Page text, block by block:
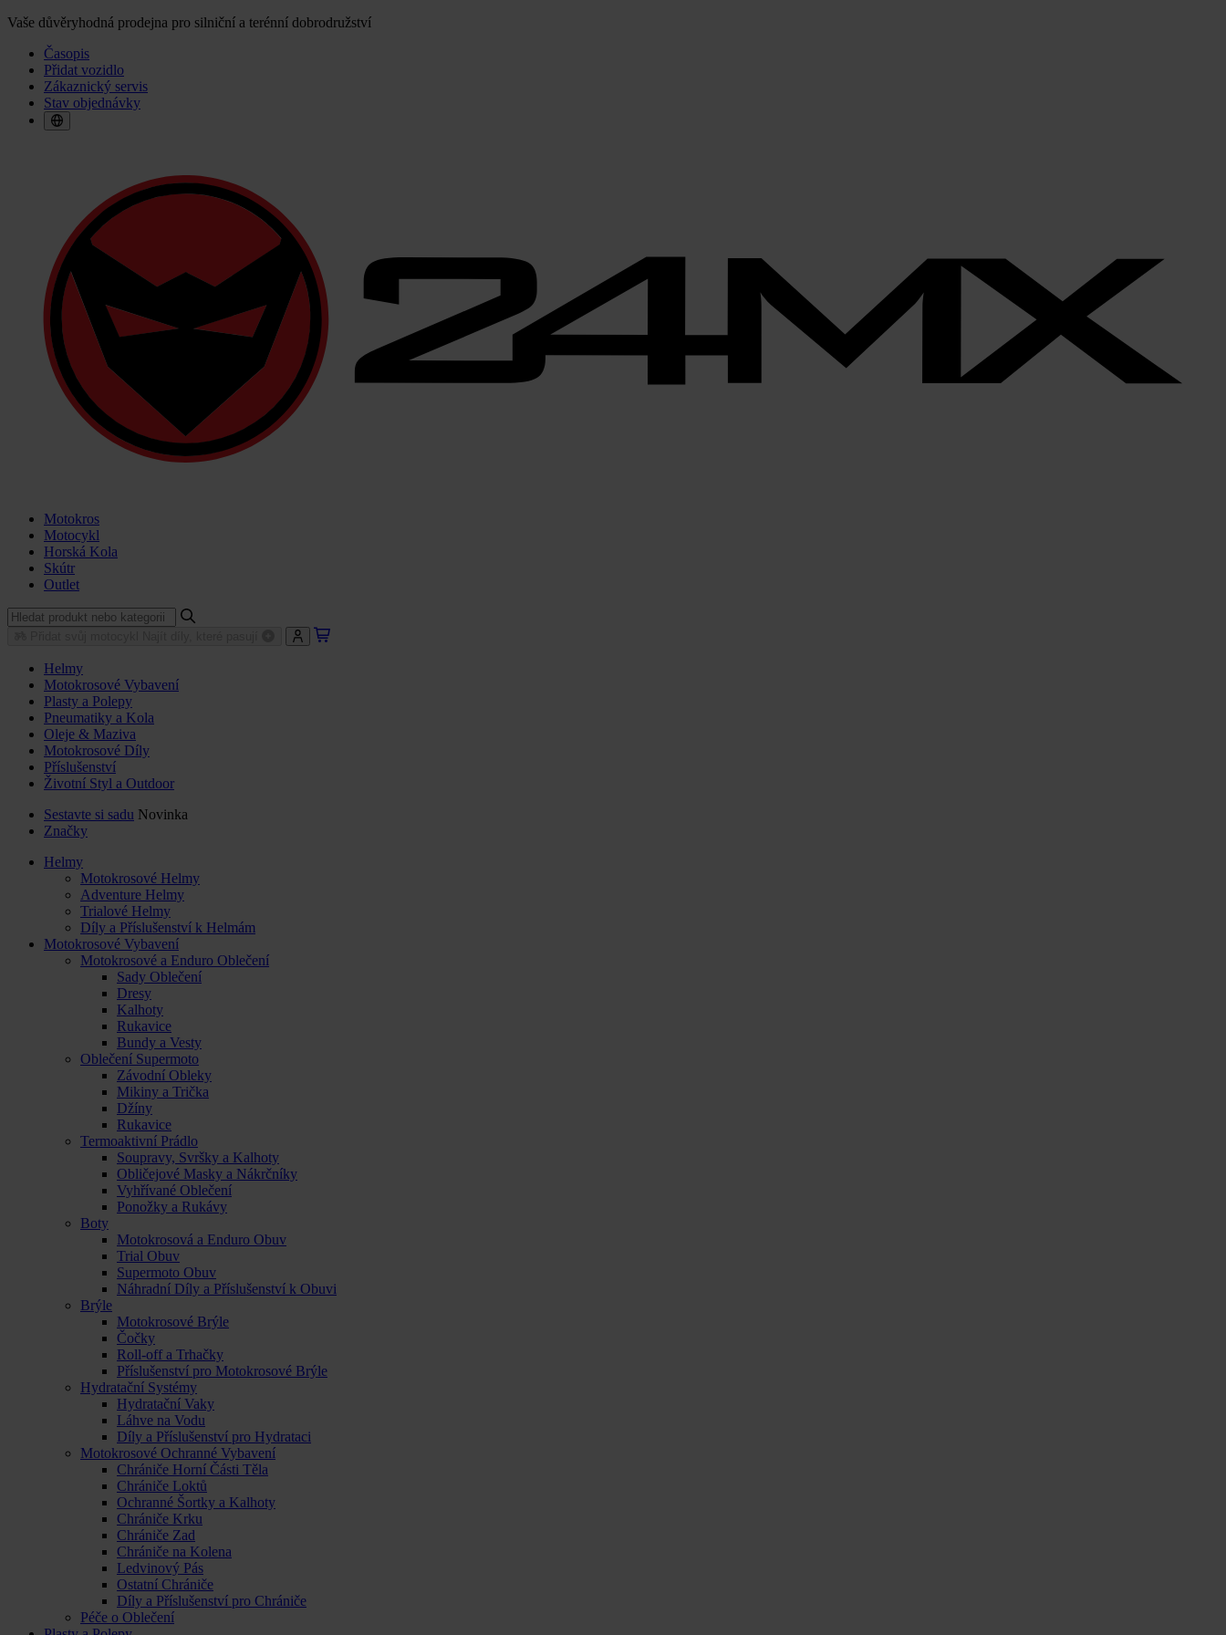
Vaše důvěryhodná prodejna pro silniční a terénní dobrodružství
Časopis
Přidat vozidlo
Zákaznický servis
Stav objednávky
Motokros
Motocykl
Horská Kola
Skútr
Outlet
Helmy
Motokrosové Vybavení
Plasty a Polepy
Pneumatiky a Kola
Oleje & Maziva
Motokrosové Díly
Příslušenství
Životní Styl a Outdoor
Sestavte si sadu Novinka
Značky
Helmy
Motokrosové Helmy
Adventure Helmy
Trialové Helmy
Díly a Příslušenství k Helmám
Motokrosové Vybavení
Motokrosové a Enduro Oblečení
Sady Oblečení
Dresy
Kalhoty
Rukavice
Bundy a Vesty
Oblečení Supermoto
Závodní Obleky
Mikiny a Trička
Džíny
Rukavice
Termoaktivní Prádlo
Soupravy, Svršky a Kalhoty
Obličejové Masky a Nákrčníky
Vyhřívané Oblečení
Ponožky a Rukávy
Boty
Motokrosová a Enduro Obuv
Trial Obuv
Supermoto Obuv
Náhradní Díly a Příslušenství k Obuvi
Brýle
Motokrosové Brýle
Čočky
Roll-off a Trhačky
Příslušenství pro Motokrosové Brýle
Hydratační Systémy
Hydratační Vaky
Láhve na Vodu
Díly a Příslušenství pro Hydrataci
Motokrosové Ochranné Vybavení
Chrániče Horní Části Těla
Chrániče Loktů
Ochranné Šortky a Kalhoty
Chrániče Krku
Chrániče Zad
Chrániče na Kolena
Ledvinový Pás
Ostatní Chrániče
Díly a Příslušenství pro Chrániče
Péče o Oblečení